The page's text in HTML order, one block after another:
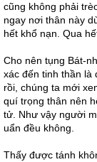
cũng không phải
ngay nơi thân này
hết khổ nạn. Qua
Cho nên tụng Bát-
xác đến tinh thần là
rồi, chúng ta mới
quí trọng thân nên
tử. Như vậy người
uẩn đều không.
Thấy được tánh